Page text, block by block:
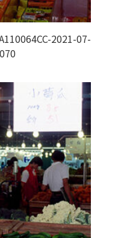
2021-07-